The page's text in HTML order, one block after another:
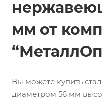
мм от
Вы можете купить
диаметром 56 мм